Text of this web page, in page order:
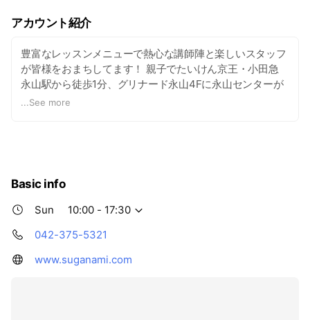
アカウント紹介
豊富なレッスンメニューで熱心な講師陣と楽しいスタッフ
が皆様をおまちしてます！ 親子でたいけん京王・小田急
永山駅から徒歩1分、グリナード永山4Fに永山センターが
ございます。2時間無料の駐車場もあります。また、駅直
ースの専門講師によるレッスンも多数ご用意してございま
す。
...See more
Basic info
Sun
10:00 - 17:30
042-375-5321
www.suganami.com